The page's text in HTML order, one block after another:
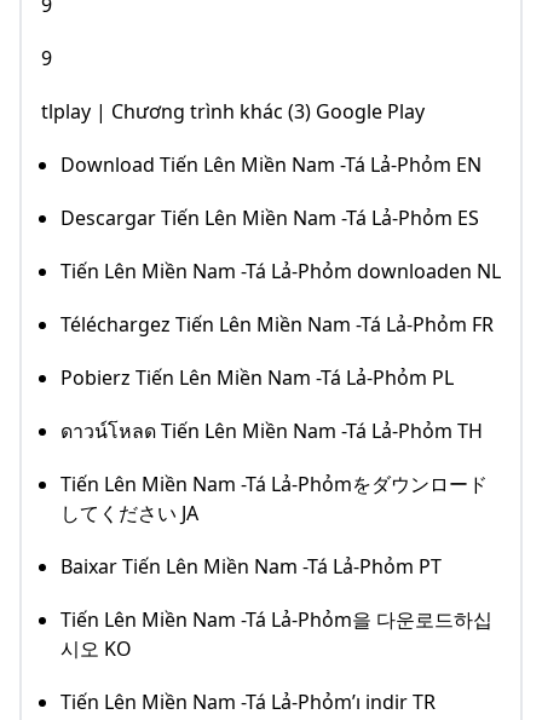
9
tlplay | Chương trình khác (3) Google Play
Download Tiến Lên Miền Nam -Tá Lả-Phỏm EN
Descargar Tiến Lên Miền Nam -Tá Lả-Phỏm ES
Tiến Lên Miền Nam -Tá Lả-Phỏm downloaden NL
Téléchargez Tiến Lên Miền Nam -Tá Lả-Phỏm FR
Pobierz Tiến Lên Miền Nam -Tá Lả-Phỏm PL
ดาวน์โหลด Tiến Lên Miền Nam -Tá Lả-Phỏm TH
Tiến Lên Miền Nam -Tá Lả-Phỏmをダウンロード
してください JA
Baixar Tiến Lên Miền Nam -Tá Lả-Phỏm PT
Tiến Lên Miền Nam -Tá Lả-Phỏm을 다운로드하십
시오 KO
Tiến Lên Miền Nam -Tá Lả-Phỏm’ı indir TR